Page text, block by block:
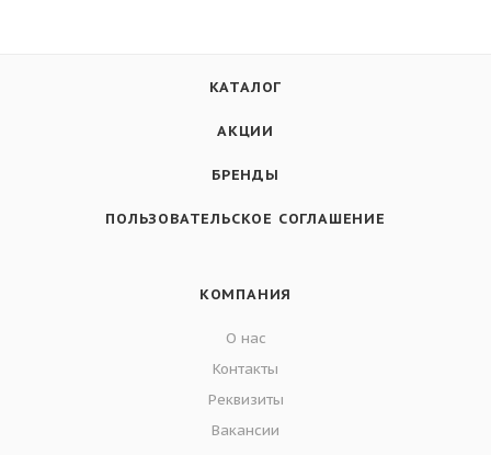
КАТАЛОГ
АКЦИИ
БРЕНДЫ
ПОЛЬЗОВАТЕЛЬСКОЕ СОГЛАШЕНИЕ
КОМПАНИЯ
О нас
Контакты
Реквизиты
Вакансии